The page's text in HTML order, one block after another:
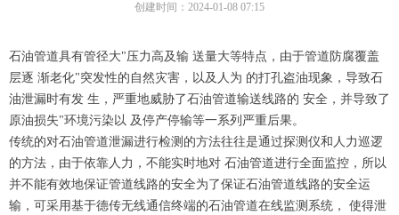
石油管道具有管径大"压力高及输 送量大等特点，由于管道防腐覆盖
层逐 渐老化"突发性的自然灾害，以及人为 的打孔盗油现象，导致石
油泄漏时有发 生，严重地威胁了石油管道输送线路的 安全，并导致了
原油损失"环境污染以 及停产停输等一系列严重后果。
传统的对石油管道泄漏进行检测的方法往往是通过探测仪和人力巡逻
的方法，由于依靠人力，不能实时地对 石油管道进行全面监控，所以
并不能有效地保证管道线路的安全为了保证石油管道线路的安全运
输，可采用基于德传无线通信终端的石油管道在线监测系统， 使得泄
创建时间： 2024-01-08 07:15